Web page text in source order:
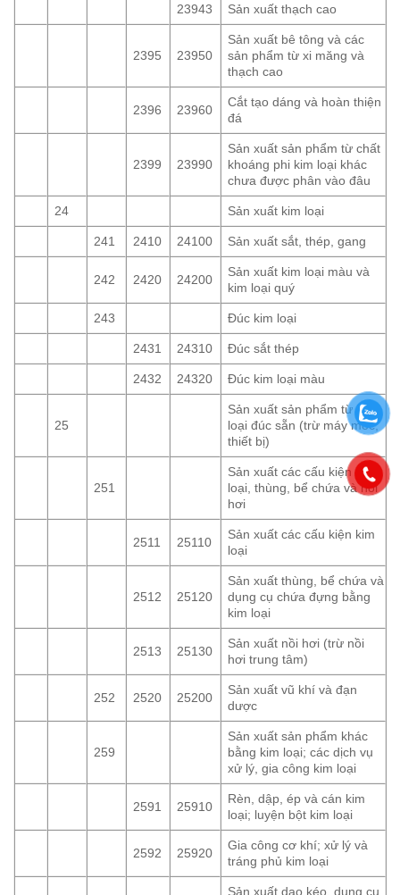
23943 Sản xuất thạch cao
2395 23950
Sản xuất bê tông và các
sản phẩm từ xi măng và
thạch cao
2396 23960
Cắt tạo dáng và hoàn thiện
đá
2399 23990
Sản xuất sản phẩm từ chất
khoáng phi kim loại khác
chưa được phân vào đâu
24 Sản xuất kim loại
241 2410 24100 Sản xuất sắt, thép, gang
242 2420 24200
Sản xuất kim loại màu và
kim loại quý
243 Đúc kim loại
2431 24310 Đúc sắt thép
2432 24320 Đúc kim loại màu
25
Sản xuất sản phẩm từ kim
loại đúc sẵn (trừ máy móc,
thiết bị)
251
Sản xuất các cấu kiện kim
loại, thùng, bể chứa và nồi
hơi
2511 25110
Sản xuất các cấu kiện kim
loại
2512 25120
Sản xuất thùng, bể chứa và
dụng cụ chứa đựng bằng
kim loại
2513 25130
Sản xuất nồi hơi (trừ nồi
hơi trung tâm)
252 2520 25200
Sản xuất vũ khí và đạn
dược
259
Sản xuất sản phẩm khác
bằng kim loại; các dịch vụ
xử lý, gia công kim loại
2591 25910
Rèn, dập, ép và cán kim
loại; luyện bột kim loại
2592 25920
Gia công cơ khí; xử lý và
tráng phủ kim loại
Sản xuất dao kéo, dụng cụ